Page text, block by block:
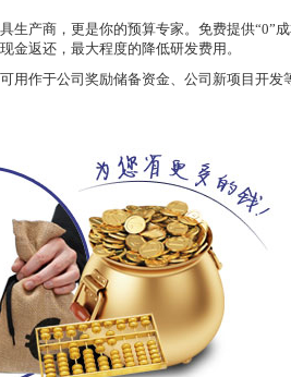
生产商，更是你的预算专家。免费提供“0”
金返还，最大程度的降低研发费用。
可用作于公司奖励储备资金、公司新项目开发